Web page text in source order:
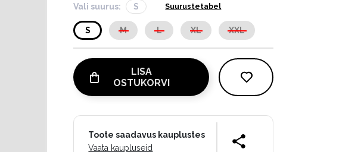
Vali suurus: S Suurustetabel
S M L XL XXL
LISA
OSTUKORVI
Toote saadavus kauplustes
Vaata kaupluseid